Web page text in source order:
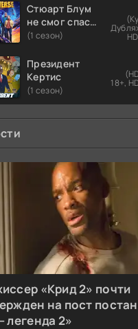
Стюарт Блум
не смог спасти
вселенную
(1 сезон)
Президент
Кертис
(1 сезон)
18+,
«Крид 2» почти
на пост
легенда 2»